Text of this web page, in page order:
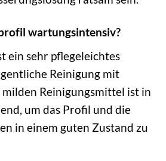
wartungsintensiv?
ein sehr pflegeleichtes
Reinigung mit
Reinigungsmittel ist in
um das Profil und die
in einem guten Zustand zu